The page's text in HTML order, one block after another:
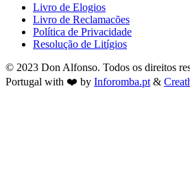
Livro de Elogios
Livro de Reclamacões
Política de Privacidade
Resolução de Litígios
© 2023 Don Alfonso. Todos os direitos
Portugal with ❤️ by Inforomba.pt &